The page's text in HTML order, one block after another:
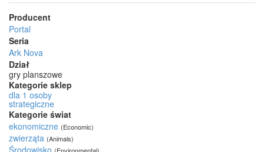
Producent
Portal
Seria
Ark Nova
Dział
gry planszowe
Kategorie sklep
dla 1 osoby
strategiczne
Kategorie świat
ekonomiczne (Economic)
zwierząta (Animals)
Środowisko (Environmental)